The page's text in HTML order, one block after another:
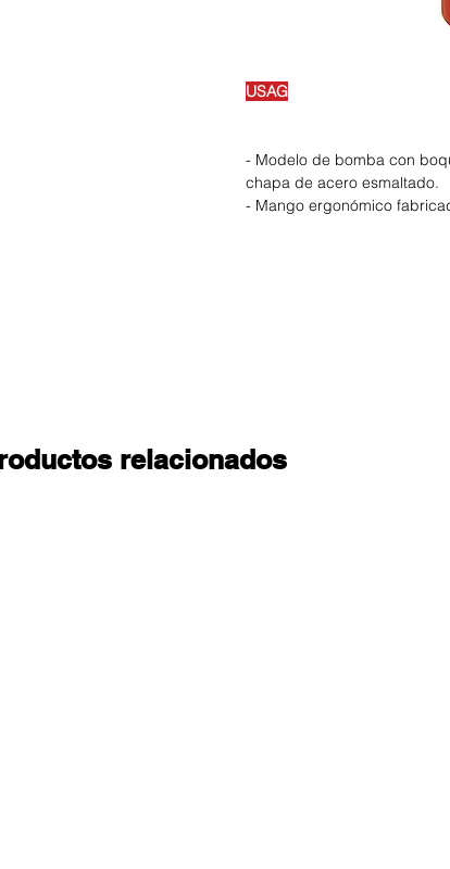
USAG
- Modelo de bomba con
chapa de acero esmaltado.
- Mango ergonómico
relacionados